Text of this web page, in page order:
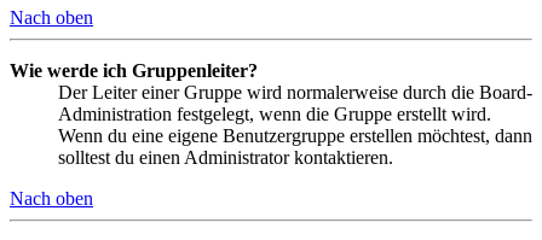
Nach oben
Wie werde ich Gruppenleiter?
Der Leiter einer Gruppe wird normalerweise durch die Board-
Administration festgelegt, wenn die Gruppe erstellt wird.
Wenn du eine eigene Benutzergruppe erstellen möchtest, dann
solltest du einen Administrator kontaktieren.
Nach oben